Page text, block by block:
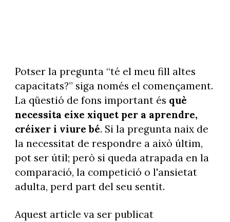
Potser la pregunta “té el meu fill altes
capacitats?” siga només el començament.
La qüestió de fons important és què
necessita eixe xiquet per a aprendre,
créixer i viure bé. Si la pregunta naix de
la necessitat de respondre a això últim,
pot ser útil; però si queda atrapada en la
comparació, la competició o l'ansietat
adulta, perd part del seu sentit.
Aquest article va ser publicat